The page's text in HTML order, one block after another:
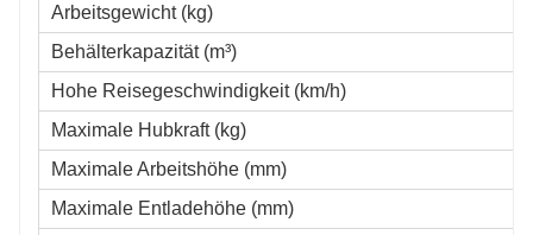
Arbeitsgewicht (kg)
Behälterkapazität (m³)
Hohe Reisegeschwindigkeit (km/h)
Maximale Hubkraft (kg)
Maximale Arbeitshöhe (mm)
Maximale Entladehöhe (mm)